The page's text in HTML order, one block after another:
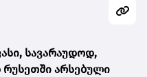
სავარაუდოდ,
რუსეთში არსებული